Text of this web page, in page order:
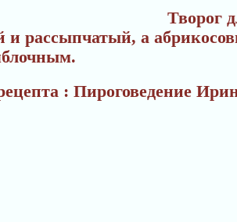
Творог
и рассыпчатый, а
: Пироговедение